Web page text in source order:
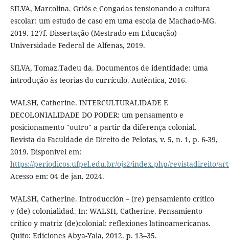
SILVA, Marcolina. Griôs e Congadas tensionando a cultura
escolar: um estudo de caso em uma escola de Machado-MG.
2019. 127f. Dissertação (Mestrado em Educação) –
Universidade Federal de Alfenas, 2019.
SILVA, Tomaz.Tadeu da. Documentos de identidade: uma
introdução às teorias do currículo. Autêntica, 2016.
WALSH, Catherine. INTERCULTURALIDADE E
DECOLONIALIDADE DO PODER: um pensamento e
posicionamento "outro" a partir da diferença colonial.
Revista da Faculdade de Direito de Pelotas, v. 5, n. 1, p. 6-39,
2019. Disponível em:
https://periodicos.ufpel.edu.br/ojs2/index.php/revistadireito/
Acesso em: 04 de jan. 2024.
WALSH, Catherine. Introducción – (re) pensamiento crítico
y (de) colonialidad. In: WALSH, Catherine. Pensamiento
crítico y matriz (de)colonial: reflexiones latinoamericanas.
Quito: Ediciones Abya-Yala, 2012. p. 13–35.